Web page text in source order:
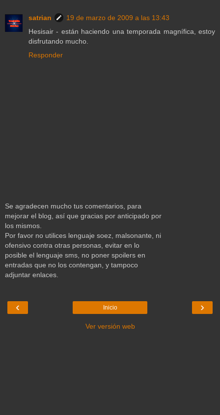
satrian
19 de marzo de 2009 a las 13:43
Hesisair - están haciendo una temporada magnífica, estoy
disfrutando mucho.
Responder
Se agradecen mucho tus comentarios, para
mejorar el blog, así que gracias por anticipado por
los mismos.
Por favor no utilices lenguaje soez, malsonante, ni
ofensivo contra otras personas, evitar en lo
posible el lenguaje sms, no poner spoilers en
entradas que no los contengan, y tampoco
adjuntar enlaces.
‹ ›
Inicio
Ver versión web